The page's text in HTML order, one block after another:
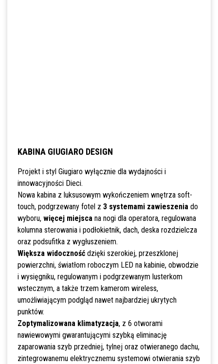
KABINA GIUGIARO DESIGN
Projekt i styl Giugiaro wyłącznie dla wydajności i
innowacyjności Dieci.
Nowa kabina z luksusowym wykończeniem wnętrza soft-
touch, podgrzewany fotel z 3 systemami zawieszeniado
wyboru, więcej miejscana nogi dla operatora, regulowana
kolumna sterowania i podłokietnik, dach, deska rozdzielcza
oraz podsufitka z wygłuszeniem.
Większa widocznośćdzięki szerokiej, przeszklonej
powierzchni, światłom roboczym LED na kabinie, obwodzie
i wysięgniku, regulowanym i podgrzewanym lusterkom
wstecznym, a także trzem kamerom wireless,
umożliwiającym podgląd nawet najbardziej ukrytych
punktów.
Zoptymalizowana klimatyzacja, z 6 otworami
nawiewowymi gwarantującymi szybką eliminację
zaparowania szyb przedniej, tylnej oraz otwieranego dachu,
zintegrowanemu elektrycznemu systemowi otwierania szyb